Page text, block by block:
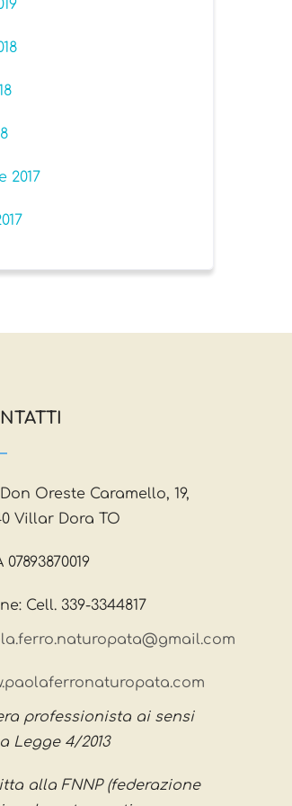
2017
Oreste Caramello, 19,
Villar Dora TO
07893870019
Cell. 339-3344817
professionista ai sensi
Legge 4/2013
alla FNNP (federazione